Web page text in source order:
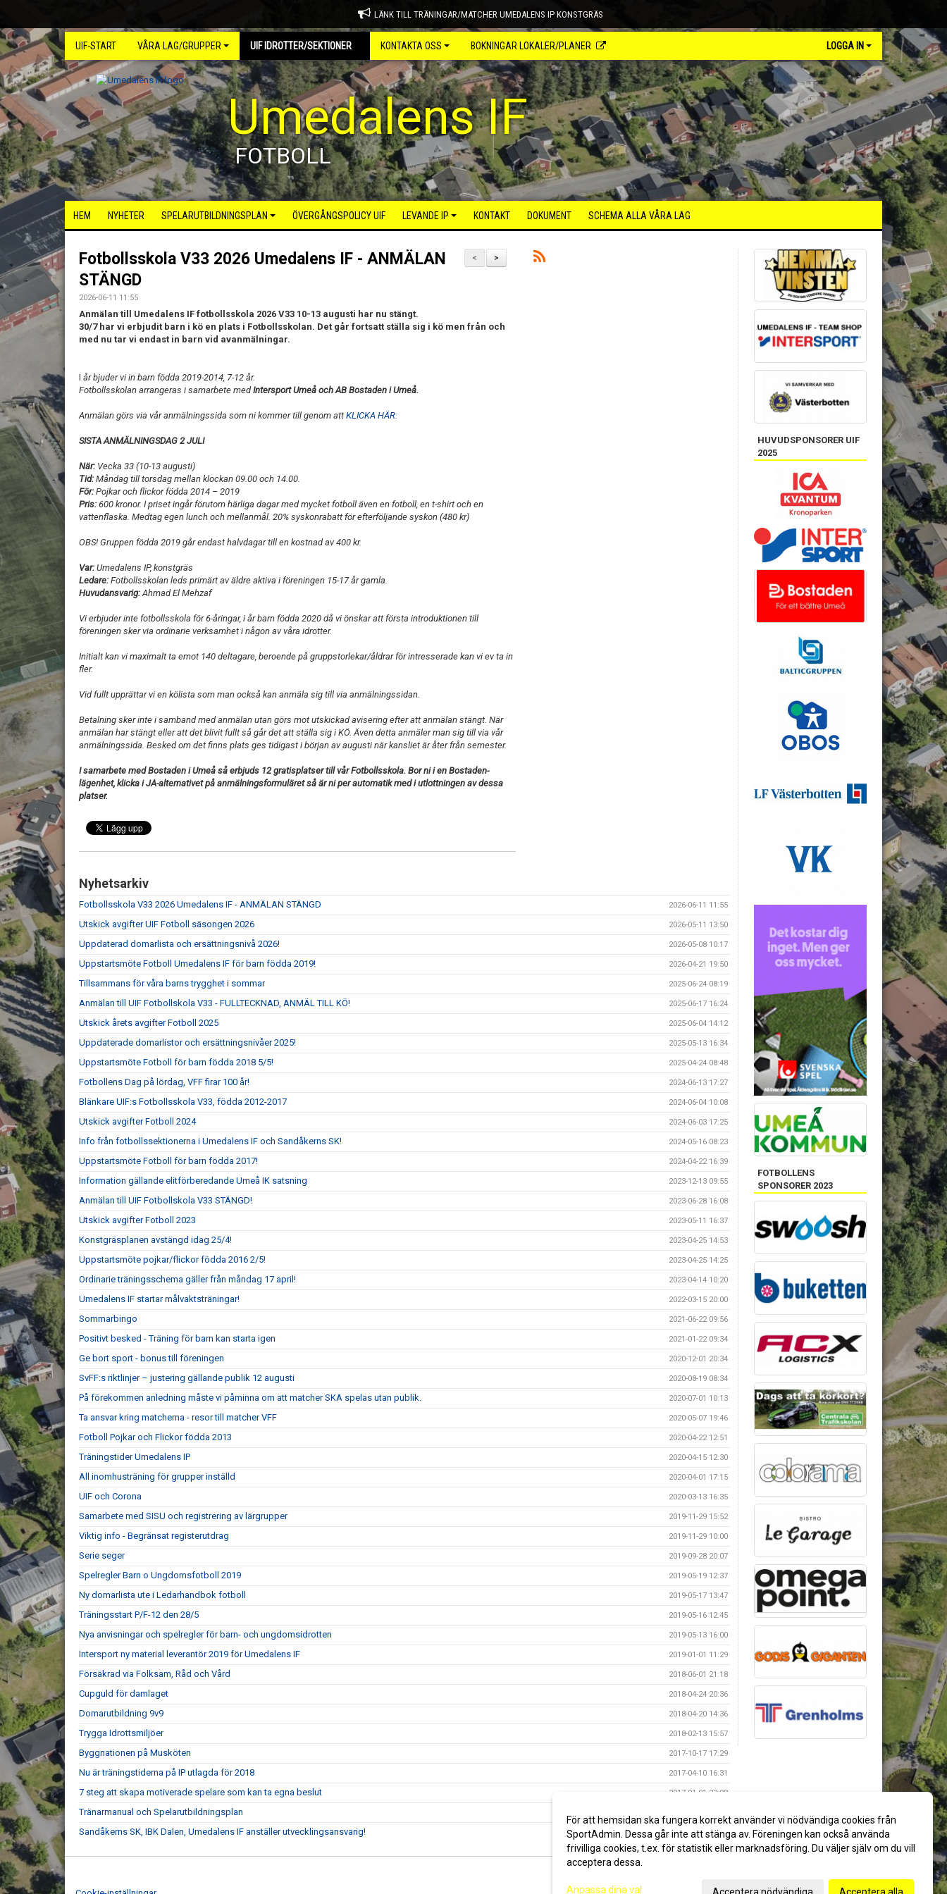
LÄNK TILL TRÄNINGAR/MATCHER UMEDALENS IP KONSTGRÄS
UIF-START VÅRA LAG/GRUPPER UIF IDROTTER/SEKTIONER KONTAKTA OSS BOKNINGAR LOKALER/PLANER LOGGA IN
Umedalens IF
FOTBOLL
HEM NYHETER SPELARUTBILDNINGSPLAN ÖVERGÅNGSPOLICY UIF LEVANDE IP KONTAKT DOKUMENT SCHEMA ALLA VÅRA LAG
>
<
Fotbollsskola V33 2026 Umedalens IF - ANMÄLAN
STÄNGD
2026-06-11 11:55
Anmälan till Umedalens IF fotbollsskola 2026 V33 10-13 augusti har nu stängt.
30/7 har vi erbjudit barn i kö en plats i Fotbollsskolan. Det går fortsatt ställa sig i kö men från och
med nu tar vi endast in barn vid avanmälningar.
I år bjuder vi in barn födda 2019-2014, 7-12 år.
Fotbollsskolan arrangeras i samarbete medIntersport Umeå och AB Bostaden i Umeå.
Anmälan görs via vår anmälningssida som ni kommer till genom att KLICKA HÄR:
SISTA ANMÄLNINGSDAG 2 JULI
När: Vecka 33 (10-13 augusti)
Tid: Måndag till torsdag mellan klockan 09.00 och 14.00.
För: Pojkar och flickor födda 2014 – 2019
Pris: 600 kronor. I priset ingår förutom härliga dagar med mycket fotboll även en fotboll, en t-shirt och en
vattenflaska. Medtag egen lunch och mellanmål. 20% syskonrabatt för efterföljande syskon (480 kr)
OBS! Gruppen födda 2019 går endast halvdagar till en kostnad av 400 kr.
Var: Umedalens IP, konstgräs
Ledare: Fotbollsskolan leds primärt av äldre aktiva i föreningen 15-17 år gamla.
Huvudansvarig:Ahmad El Mehzaf
Vi erbjuder inte fotbollsskola för 6-åringar, i år barn födda 2020 då vi önskar att första introduktionen till
föreningen sker via ordinarie verksamhet i någon av våra idrotter.
Initialt kan vi maximalt ta emot 140 deltagare, beroende på gruppstorlekar/åldrar för intresserade kan vi ev ta in
fler.
Vid fullt upprättar vi en kölista som man också kan anmäla sig till via anmälningssidan.
Betalning sker inte i samband med anmälan utan görs mot utskickad avisering efter att anmälan stängt. När
anmälan har stängt eller att det blivit fullt så går det att ställa sig i KÖ. Även detta anmäler man sig till via vår
anmälningssida. Besked om det finns plats ges tidigast i början av augusti när kansliet är åter från semester.
I samarbete med Bostaden i Umeå så erbjuds 12 gratisplatser till vår Fotbollsskola. Bor ni i en Bostaden-
lägenhet, klicka i JA-alternativet på anmälningsformuläret så är ni per automatik med i utlottningen av dessa
platser.
Nyhetsarkiv
Fotbollsskola V33 2026 Umedalens IF - ANMÄLAN STÄNGD 2026-06-11 11:55
Utskick avgifter UIF Fotboll säsongen 2026 2026-05-11 13:50
Uppdaterad domarlista och ersättningsnivå 2026! 2026-05-08 10:17
Uppstartsmöte Fotboll Umedalens IF för barn födda 2019! 2026-04-21 19:50
Tillsammans för våra barns trygghet i sommar 2025-06-24 08:19
Anmälan till UIF Fotbollskola V33 - FULLTECKNAD, ANMÄL TILL KÖ! 2025-06-17 16:24
Utskick årets avgifter Fotboll 2025 2025-06-04 14:12
Uppdaterade domarlistor och ersättningsnivåer 2025! 2025-05-13 16:34
Uppstartsmöte Fotboll för barn födda 2018 5/5! 2025-04-24 08:48
Fotbollens Dag på lördag, VFF firar 100 år! 2024-06-13 17:27
Blänkare UIF:s Fotbollsskola V33, födda 2012-2017 2024-06-04 10:08
Utskick avgifter Fotboll 2024 2024-06-03 17:25
Info från fotbollssektionerna i Umedalens IF och Sandåkerns SK! 2024-05-16 08:23
Uppstartsmöte Fotboll för barn födda 2017! 2024-04-22 16:39
Information gällande elitförberedande Umeå IK satsning 2023-12-13 09:55
Anmälan till UIF Fotbollskola V33 STÄNGD! 2023-06-28 16:08
Utskick avgifter Fotboll 2023 2023-05-11 16:37
Konstgräsplanen avstängd idag 25/4! 2023-04-25 14:53
Uppstartsmöte pojkar/flickor födda 2016 2/5! 2023-04-25 14:25
Ordinarie träningsschema gäller från måndag 17 april! 2023-04-14 10:20
Umedalens IF startar målvaktsträningar! 2022-03-15 20:00
Sommarbingo 2021-06-22 09:56
Positivt besked - Träning för barn kan starta igen 2021-01-22 09:34
Ge bort sport - bonus till föreningen 2020-12-01 20:34
SvFF:s riktlinjer – justering gällande publik 12 augusti 2020-08-19 08:34
På förekommen anledning måste vi påminna om att matcher SKA spelas utan publik. 2020-07-01 10:13
Ta ansvar kring matcherna - resor till matcher VFF 2020-05-07 19:46
Fotboll Pojkar och Flickor födda 2013 2020-04-22 12:51
Träningstider Umedalens IP 2020-04-15 12:30
All inomhusträning för grupper inställd 2020-04-01 17:15
UIF och Corona 2020-03-13 16:35
Samarbete med SISU och registrering av lärgrupper 2019-11-29 15:52
Viktig info - Begränsat registerutdrag 2019-11-29 10:00
Serie seger 2019-09-28 20:07
Spelregler Barn o Ungdomsfotboll 2019 2019-05-19 12:37
Ny domarlista ute i Ledarhandbok fotboll 2019-05-17 13:47
Träningsstart P/F-12 den 28/5 2019-05-16 12:45
Nya anvisningar och spelregler för barn- och ungdomsidrotten 2019-05-13 16:00
Intersport ny material leverantör 2019 för Umedalens IF 2019-01-01 11:29
Försäkrad via Folksam, Råd och Vård 2018-06-01 21:18
Cupguld för damlaget 2018-04-24 20:36
Domarutbildning 9v9 2018-04-20 14:36
Trygga Idrottsmiljöer 2018-02-13 15:57
Byggnationen på Musköten 2017-10-17 17:29
Nu är träningstiderna på IP utlagda för 2018 2017-04-10 16:31
7 steg att skapa motiverade spelare som kan ta egna beslut 2017-01-01 23:08
Tränarmanual och Spelarutbildningsplan
Sandåkerns SK, IBK Dalen, Umedalens IF anställer utvecklingsansvarig! 2016-08-11 13:36
HUVUDSPONSORER UIF
2025
FOTBOLLENS
SPONSORER 2023
För att hemsidan ska fungera korrekt använder vi nödvändiga cookies från
SportAdmin. Dessa går inte att stänga av. Föreningen kan också använda
frivilliga cookies, t.ex. för statistik eller marknadsföring. Du väljer själv om du vill
acceptera dessa.
Anpassa dina val